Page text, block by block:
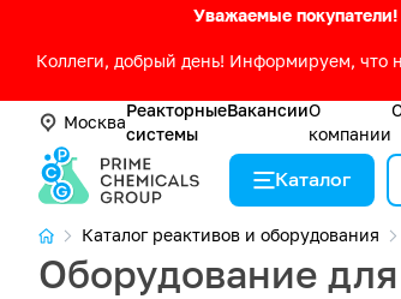
Уважаемые покупатели!
Коллеги, добрый день! Информируем, что
Москва
Реакторные
системы
ВакансииО
компании
Каталог
Каталог реактивов и оборудования
Оборудование